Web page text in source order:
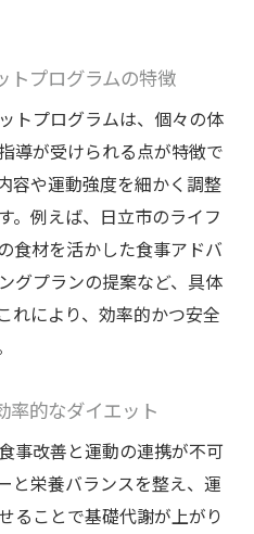
トプログラムの特徴
トプログラムは、個々の体
導が受けられる点が特徴で
容や運動強度を細かく調整
。例えば、日立市のライフ
食材を活かした食事アドバ
グプランの提案など、具体
れにより、効率的かつ安全
率的なダイエット
事改善と運動の連携が不可
と栄養バランスを整え、運
ることで基礎代謝が上がり